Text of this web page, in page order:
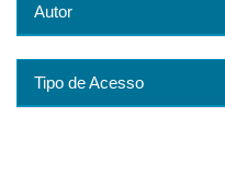
Autor
Tipo de Acesso